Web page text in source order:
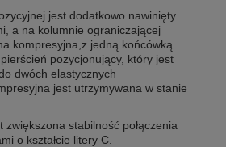
jest dodatkowo nawinięty
a na kolumnie ograniczającej
kompresyjna,z jedną końcówką
pozycjonujący, który jest
dwóch elastycznych
jest utrzymywana w stanie
zwiększona stabilność połączenia
o kształcie litery C.